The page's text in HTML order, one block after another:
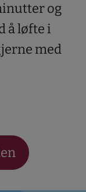
og
å løfte i
med